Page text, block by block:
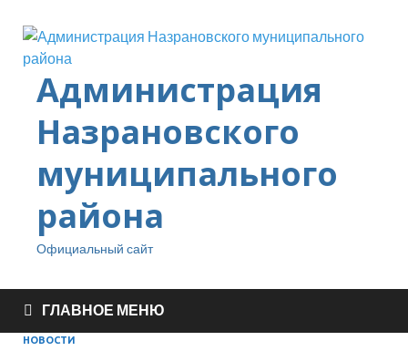
Администрация
Назрановского
муниципального
района
Официальный сайт
ГЛАВНОЕ МЕНЮ
НОВОСТИ